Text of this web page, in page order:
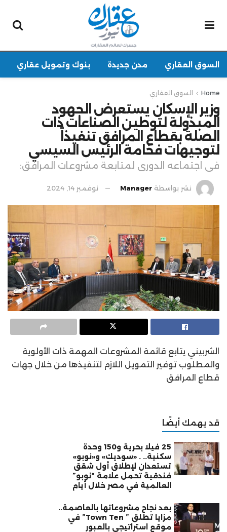
السوق العقاري مدن جديدة بنوك وتمويل عقاري
Home السوق العقاري
وزير الإسكان يستعرض الجهود
المبذولة لتوطين الصناعات ذات
الصلة بقطاع المرافق تنفيذاً
لتوجيهات فخامة الرئيس السيسي
فى اجتماعه الدورى لمتابعة مشروعات المرافق:
نشر بواسطة Manager نوفمبر 14, 2024
الشربيني يتابع قائمة المشروعات المهمة ذات الأولوية
والمطلوب توفير التمويل اللازم لتنفيذها من خلال جهات
قطاع المرافق
قد يهمك أيضًا
25 فيلا بحرية و150 وحدة
سكنية.. . «سوديك» و«نوبو»
تستعدان لإطلاق أول شقق
فندقية تحمل علامة “نوبو”
العالمية في مصر خلال أيام
بعد نجاح مشروعاتها بالعاصمة..
مزايا تطلق ” Town Ten” في
موقع استراتيجي بالعبور